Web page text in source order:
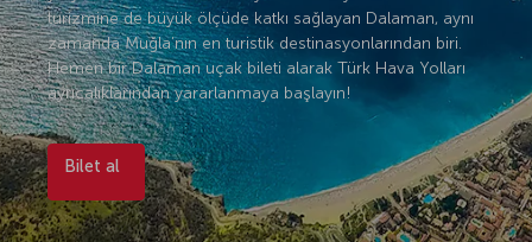
turizmine de büyük ölçüde katkı sağlayan Dalaman, aynı
zamanda Muğla’nın en turistik destinasyonlarından biri.
Hemen bir Dalaman uçak bileti alarak Türk Hava Yolları
ayrıcalıklarından yararlanmaya başlayın!
Bilet al